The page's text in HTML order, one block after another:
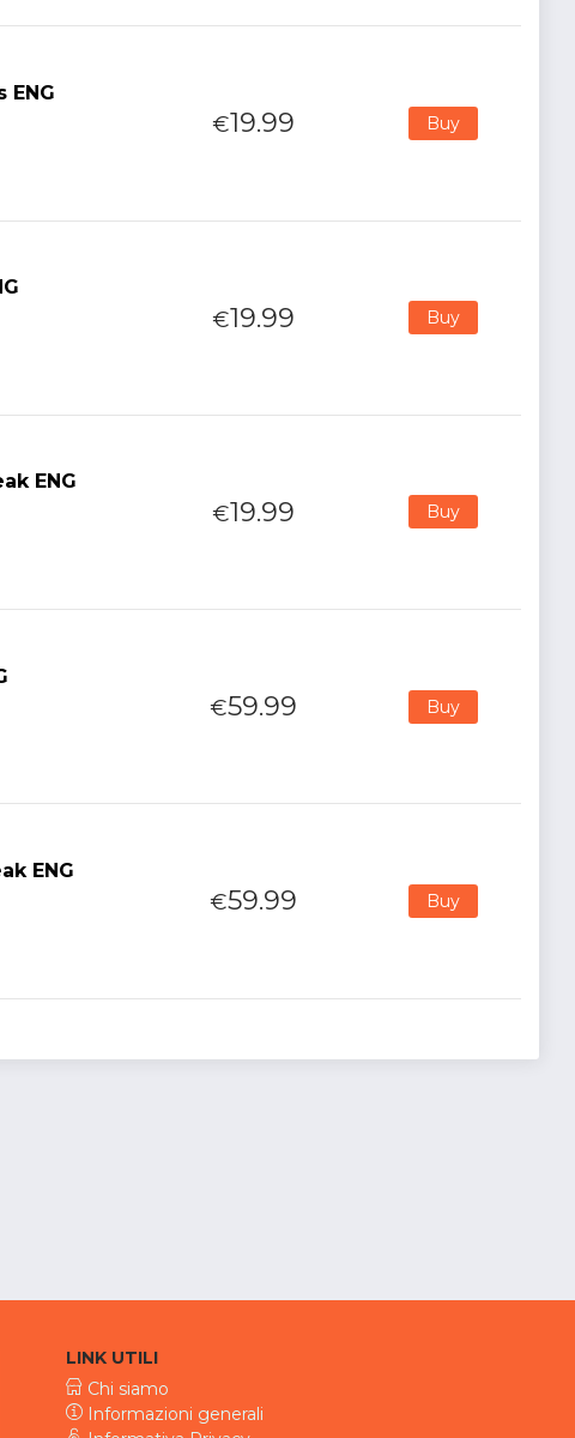
ENG
€19.99 Buy
€19.99 Buy
ENG
€19.99 Buy
€59.99 Buy
ENG
€59.99 Buy
LINK UTILI
Chi siamo
Informazioni generali